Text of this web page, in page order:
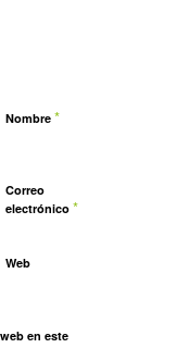
Nombre *
Correo
electrónico *
Web
en este